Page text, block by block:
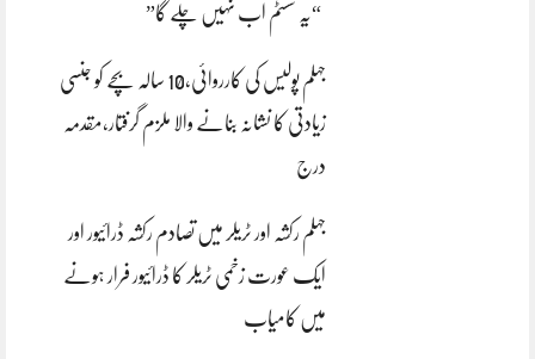
“یہ سسٹم اب نہیں چلے گا”
جہلم پولیس کی کارروائی،10 سالہ بچے کو جنسی
زیادتی کا نشانہ بنانے والا ملزم گرفتار،مقدمہ
درج
جہلم رکشہ اور ٹریلر میں تصادم رکشہ ڈرائیور اور
ایک عورت زخمی ٹریلر کا ڈرائیور فرار ہونے
میں کامیاب